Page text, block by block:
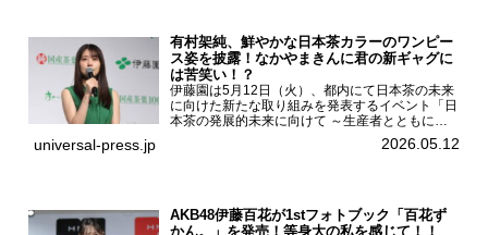
有村架純、鮮やかな日本茶カラーのワンピー
ス姿を披露！なかやまきんに君の新ギャグに
は苦笑い！？
伊藤園は5月12日（火）、都内にて日本茶の未来
に向けた新たな取り組みを発表するイベント「日
本茶の発展的未来に向けて ～生産者とともに。
日本茶を世界へ～」を開催。イベントには伊藤園
のCMキャラクターを務める有村架純、伊藤園よ
universal-press.jp 2026.05.12
AKB48伊藤百花が1stフォトブック「百花ず
かん。」を発売！等身大の私を感じて！！